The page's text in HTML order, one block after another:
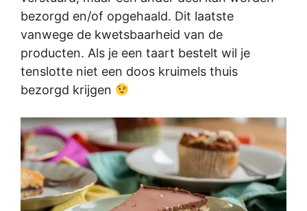
bezorgd en/of opgehaald. Dit laatste
vanwege de kwetsbaarheid van de
producten. Als je een taart bestelt wil je
tenslotte niet een doos kruimels thuis
bezorgd krijgen